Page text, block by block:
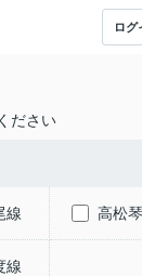
ログ
ださい
線 高松
線